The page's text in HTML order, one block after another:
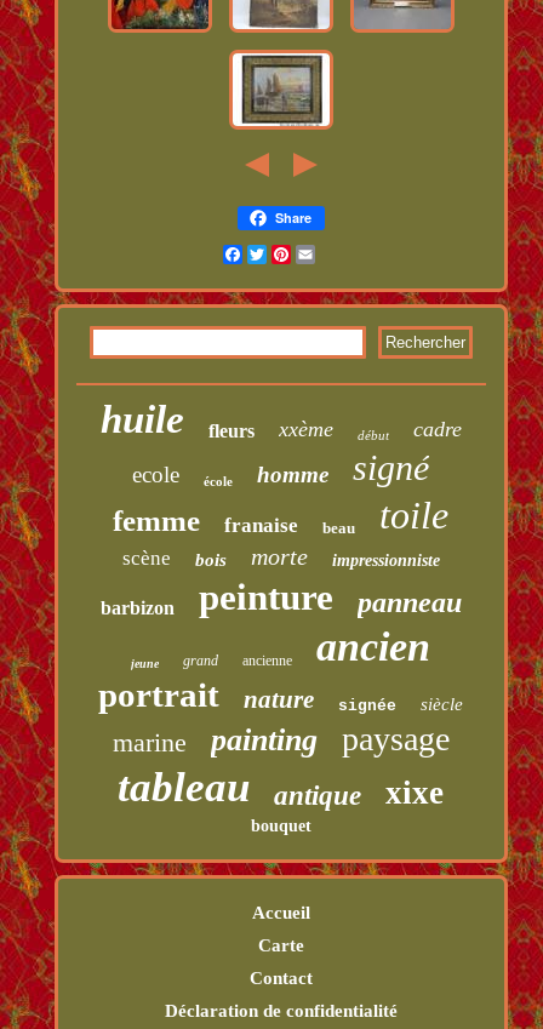
Share
Facebook
TwitterPinterest
huile fleurs xxème début cadre
ecole école homme signé
femme franaise beau toile
scène bois morte impressionniste
barbizon peinture panneau
jeune grand ancienne ancien
portrait nature signée siècle
marine painting paysage
tableau antique xixe
bouquet
Accueil
Carte
Contact
Déclaration de confidentialité